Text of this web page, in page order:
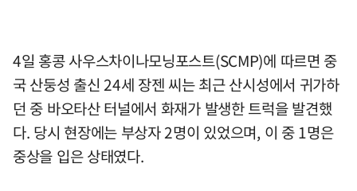
4일 홍콩 사우스차이나모닝포스트(SCMP)에 따르면 중
국 산둥성 출신 24세 장젠 씨는 최근 산시성에서 귀가하
던 중 바오타산 터널에서 화재가 발생한 트럭을 발견했
다. 당시 현장에는 부상자 2명이 있었으며, 이 중 1명은
중상을 입은 상태였다.